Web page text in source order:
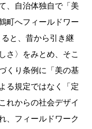
、自治体独自で「美
町へフィールドワー
と、昔から引き継
さ〉をみとめ、そこ
くり条例に「美の基
る規定ではなく「定
れからの社会デザイ
、フィールドワーク